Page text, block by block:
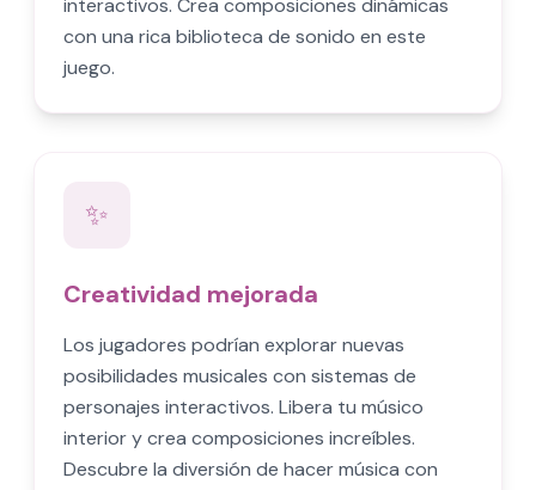
interactivos. Crea composiciones dinámicas
con una rica biblioteca de sonido en este
juego.
✨
Creatividad mejorada
Los jugadores podrían explorar nuevas
posibilidades musicales con sistemas de
personajes interactivos. Libera tu músico
interior y crea composiciones increíbles.
Descubre la diversión de hacer música con